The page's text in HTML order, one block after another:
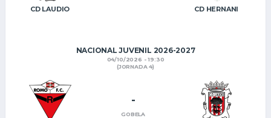
CD LAUDIO CD HERNANI
NACIONAL JUVENIL 2026-2027
04/10/2026 - 19:30
(JORNADA 4)
-
GOBELA